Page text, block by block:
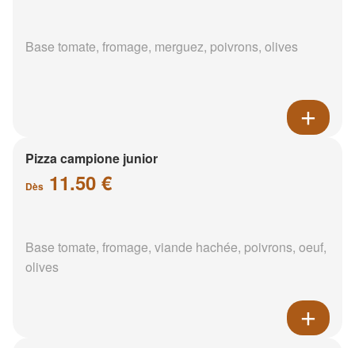
Base tomate, fromage, merguez, poivrons, olives
Pizza campione junior
Dès 11.50 €
Base tomate, fromage, viande hachée, poivrons, oeuf,
olives